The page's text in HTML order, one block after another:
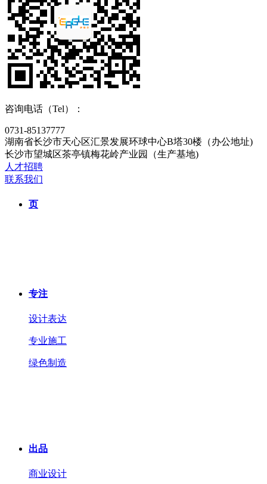
咨询电话（Tel）：
0731-85137777
湖南省长沙市天心区汇景发展环球中心B塔30楼（办公地址)
长沙市望城区茶亭镇梅花岭产业园（生产基地)
人才招聘
联系我们
页
专注
设计表达
专业施工
绿色制造
出品
商业设计